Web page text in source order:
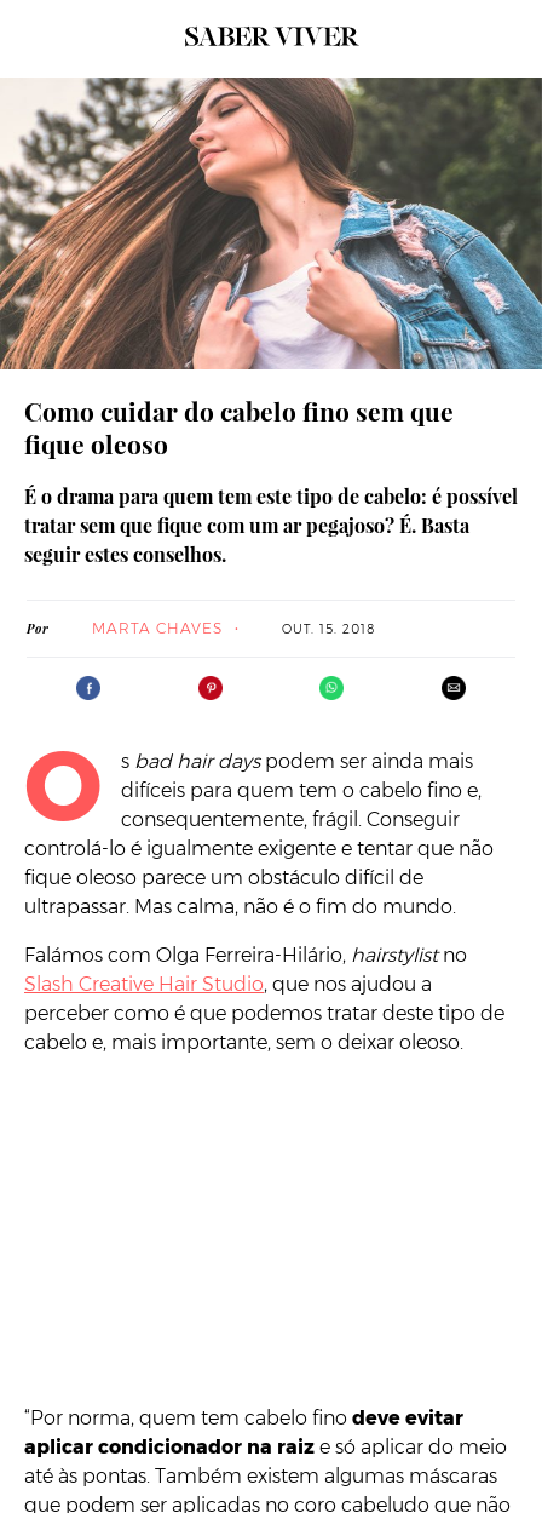
© Unsplash
Como cuidar do cabelo fino sem que
fique oleoso
É o drama para quem tem este tipo de cabelo: é possível
tratar sem que fique com um ar pegajoso? É. Basta
seguir estes conselhos.
Por MARTA CHAVES OUT. 15. 2018
O s bad hair dayspodem ser ainda mais
difíceis para quem tem o cabelo fino e,
consequentemente, frágil. Conseguir
controlá-lo é igualmente exigente e tentar que não
fique oleoso parece um obstáculo difícil de
ultrapassar. Mas calma, não é o fim do mundo.
Falámos com Olga Ferreira-Hilário, hairstylistno
Slash Creative Hair Studio, que nos ajudou a
perceber como é que podemos tratar deste tipo de
cabelo e, mais importante, sem o deixar oleoso.
“Por norma, quem tem cabelo fino deve evitar
aplicar condicionador na raiz e só aplicar do meio
até às pontas. Também existem algumas máscaras
que podem ser aplicadas no coro cabeludo que não